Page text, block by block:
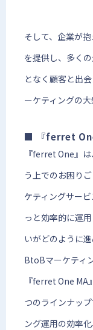
そして、企業が
を提供し、多く
となく顧客と出
ーケティングの大
■ 『ferret
『ferret One』
う上でのお困り
ケティングサー
っと効率的に運
いがどのように
BtoBマーケティ
『ferret One
つのラインナッ
ング運用の効率